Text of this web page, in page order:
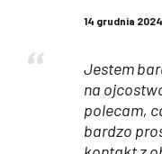
14 grudnia
Jestem
na
polecam,
bardzo